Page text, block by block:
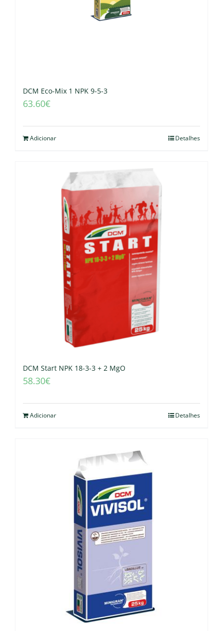
DCM Eco-Mix 1 NPK 9-5-3
63.60€
Adicionar Detalhes
DCM Start NPK 18-3-3 + 2 MgO
58.30€
Adicionar Detalhes